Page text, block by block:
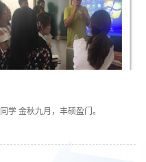
金秋九月，丰硕盈门。